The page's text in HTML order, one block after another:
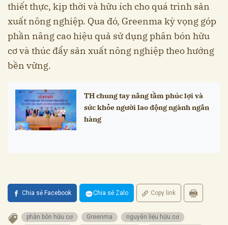
thiết thực, kịp thời và hữu ích cho quá trình sản
xuất nông nghiệp. Qua đó, Greenma kỳ vọng góp
phần nâng cao hiệu quả sử dụng phân bón hữu
cơ và thúc đẩy sản xuất nông nghiệp theo hướng
bền vững.
TH chung tay nâng tầm phúc lợi và
sức khỏe người lao động ngành ngân
hàng
Chia sẻ Facebook Chia sẻ Zalo Copy link
phân bón hữu cơ Greenma
nguyên liệu hữu cơ